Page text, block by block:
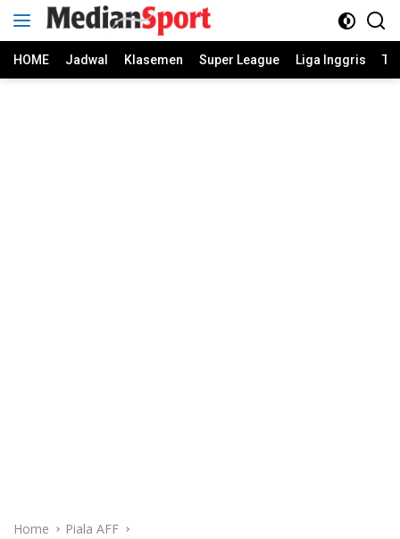
HOME Jadwal Klasemen Super League Liga Inggris
Home Piala AFF